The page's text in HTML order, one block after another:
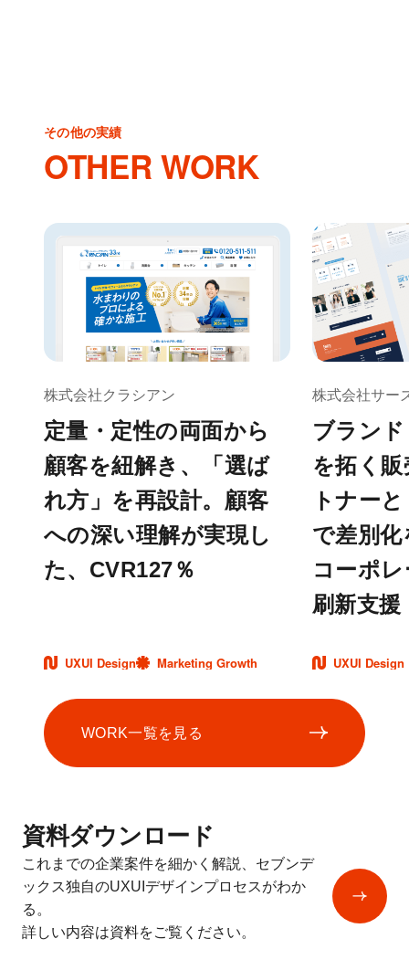
その他の実績
OTHER WORK
株式会社クラシアン
定量・定性の両面から
顧客を紐解き、「選ば
れ方」を再設計。顧客
への深い理解が実現し
た、CVR127％
UXUI Design Marketing Growth
株式会社サー
ブラン
を拓く
トナー
で差別
コーポ
刷新支援
UXUI Design
WORK一覧を見る
資料ダウンロード
これまでの企業案件を細かく解説、セブンデ
ックス独自のUXUIデザインプロセスがわか
る。
詳しい内容は資料をご覧ください。